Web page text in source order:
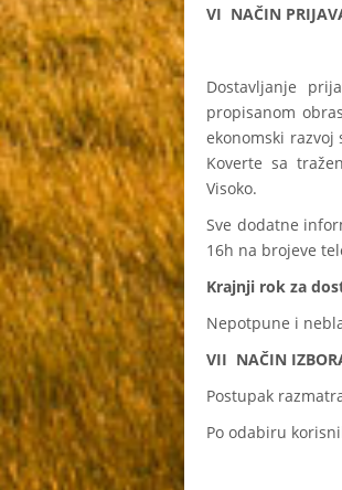
VI NAČIN
Dostavljanje
propisanom
ekonomski razvoj
Koverte sa
Visoko.
Sve dodatne
16h na brojeve
Krajnji rok za
Nepotpune i
VII NAČIN
Postupak
Po odabiru